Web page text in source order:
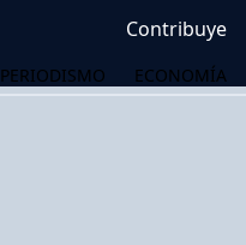
Contribuye
PERIODISMO ECONOMÍA